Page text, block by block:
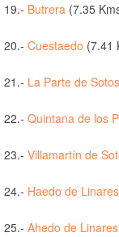
19.- Butrera (7.35
20.- Cuestaedo (7.41
21.- La Parte de
22.- Quintana de los
23.- Villamartín de
24.- Haedo de Linares
25.- Ahedo de Linares